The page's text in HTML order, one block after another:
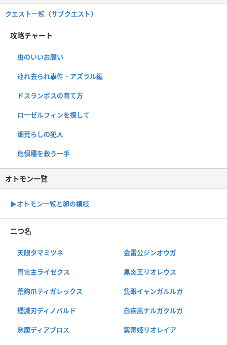
クエスト一覧（サブクエスト）
攻略チャート
虫のいいお願い
連れ去られ事件・アズラル編
ドスランポスの育て方
ローゼルフィンを探して
畑荒らしの犯人
危惧種を救う一手
オトモン一覧
▶︎オトモン一覧と卵の模様
二つ名
天眼タマミツネ 金雷公ジンオウガ
青電主ライゼクス 黒炎王リオレウス
荒鉤爪ティガレックス 隻眼イャンガルルガ
燼滅刃ディノバルド 白疾風ナルガクルガ
鏖魔ディアブロス 紫毒姫リオレイア